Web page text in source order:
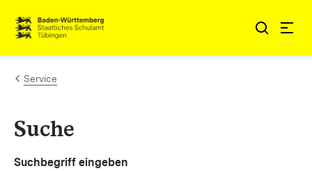
Zum Inhalt springen
Link zur Startseite
Service
Suche
Suchbegriff eingeben